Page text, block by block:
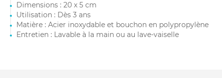
Dimensions : 20 x 5 cm
Utilisation : Dès 3 ans
Matière : Acier inoxydable et bouchon en polypropylène
Entretien : Lavable à la main ou au lave-vaiselle